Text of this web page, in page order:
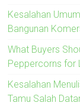
Kesalahan
Bangunan
What Buyers
Peppercorns for
Kesalahan
Tamu Salah